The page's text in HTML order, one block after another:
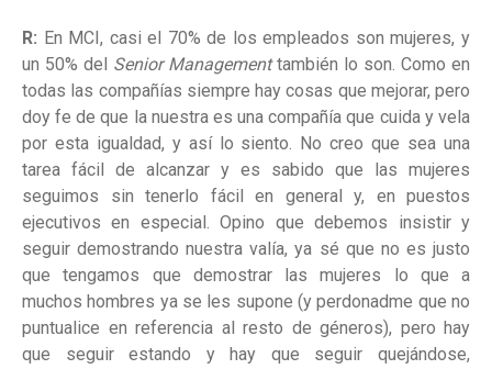
R: En MCI, casi el 70% de los empleados son mujeres, y
un 50% del Senior Managementtambién lo son. Como en
todas las compañías siempre hay cosas que mejorar, pero
doy fe de que la nuestra es una compañía que cuida y vela
por esta igualdad, y así lo siento. No creo que sea una
tarea fácil de alcanzar y es sabido que las mujeres
seguimos sin tenerlo fácil en general y, en puestos
ejecutivos en especial. Opino que debemos insistir y
seguir demostrando nuestra valía, ya sé que no es justo
que tengamos que demostrar las mujeres lo que a
muchos hombres ya se les supone (y perdonadme que no
puntualice en referencia al resto de géneros), pero hay
que seguir estando y hay que seguir quejándose,